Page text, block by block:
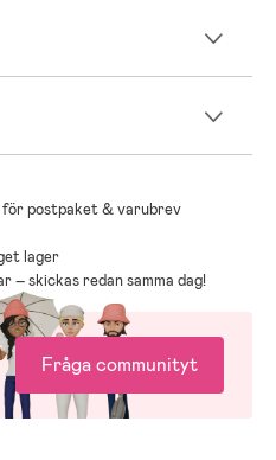
postpaket & varubrev
lager
– skickas redan samma dag!
Fråga communityt